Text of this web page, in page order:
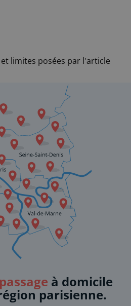
limites posées par l'article
à domicile
parisienne.